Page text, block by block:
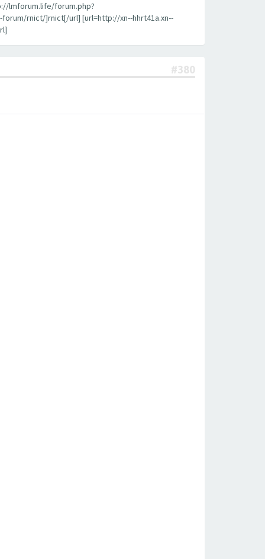
lmforum.life/forum.php?
rnict/]rnict[/url] [url=http://xn--hhrt41a.xn--
#380